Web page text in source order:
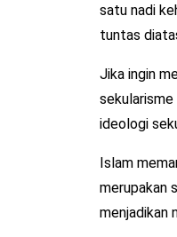
satu nadi
tuntas
Jika ingin
sekularisme
ideologi
Islam
merupakan
menjadikan